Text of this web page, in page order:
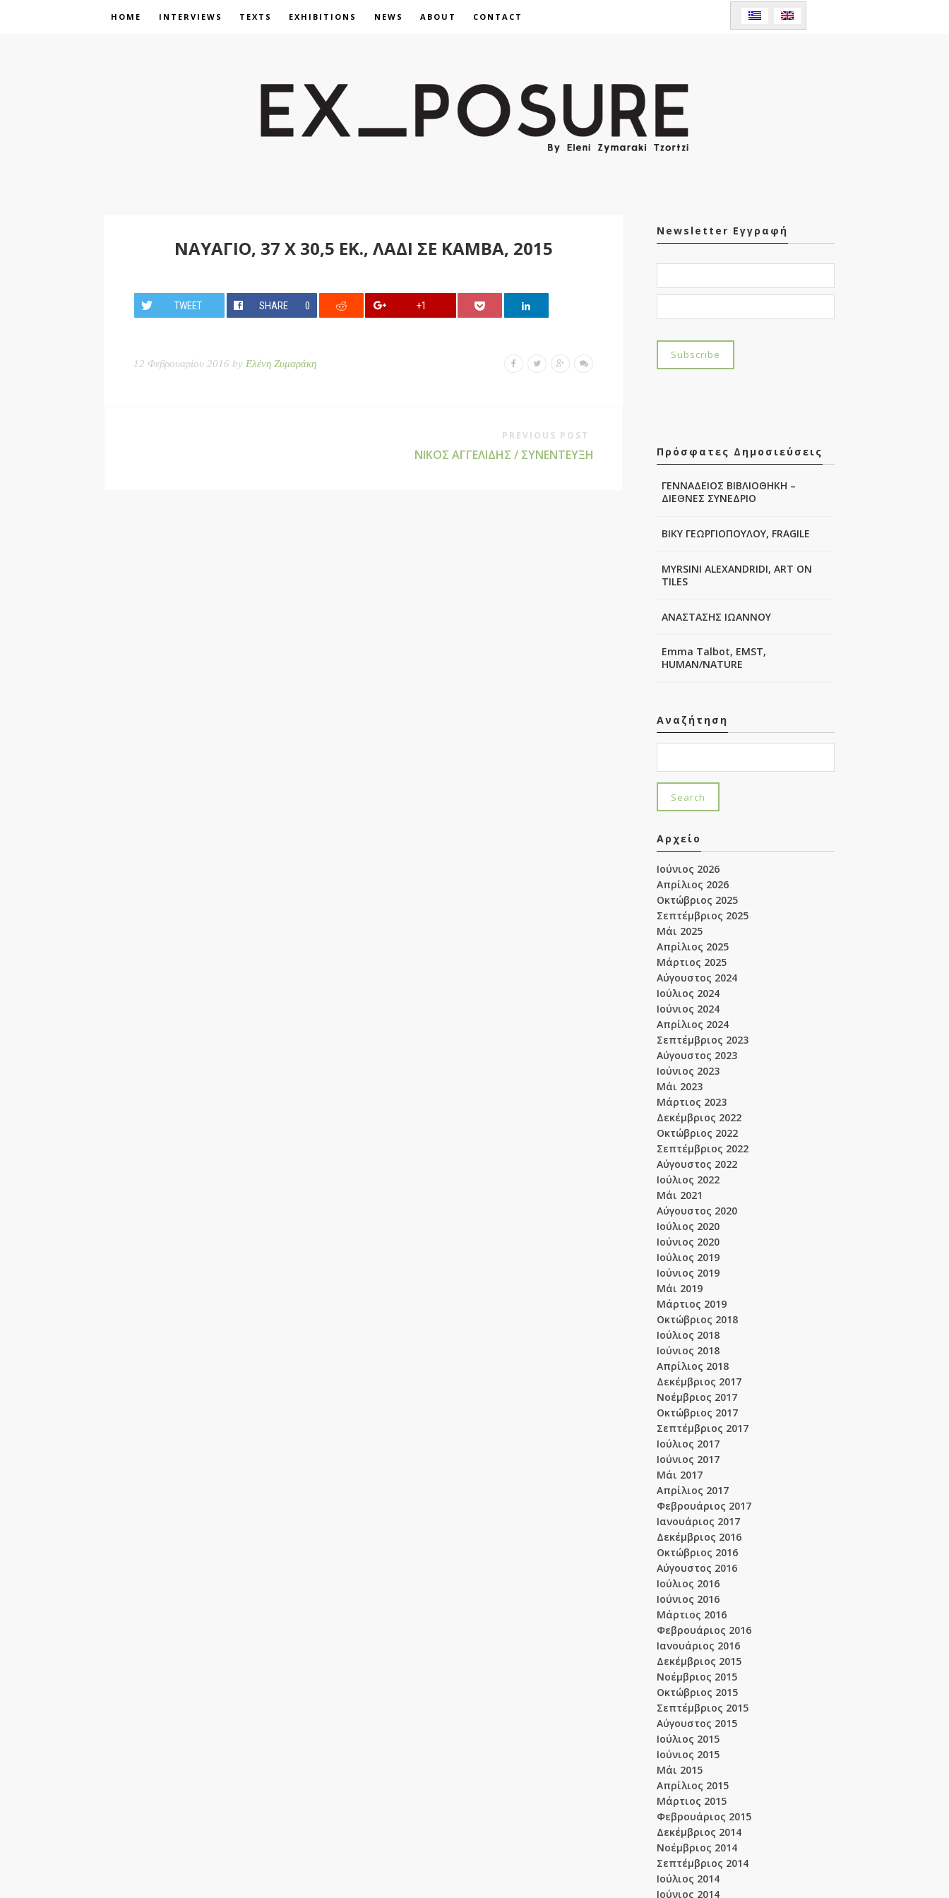
HOME INTERVIEWS TEXTS EXHIBITIONS NEWS ABOUT CONTACT
ΝΑΥΆΓΙΟ, 37 Χ 30,5 ΕΚ., ΛΆΔΙ ΣΕ ΚΑΜΒΆ, 2015
TWEET SHARE 0 +1
12 Φεβρουαρίου 2016 by Ελένη Ζυμαράκη
PREVIOUS POST
ΝΙΚΟΣ ΑΓΓΕΛΙΔΗΣ / ΣΥΝΕΝΤΕΥΞΗ
Newsletter Εγγραφή
Πρόσφατες Δημοσιεύσεις
ΓΕΝΝΑΔΕΙΟΣ ΒΙΒΛΙΟΘΗΚΗ –
ΔΙΕΘΝΕΣ ΣΥΝΕΔΡΙΟ
ΒΙΚΥ ΓΕΩΡΓΙΟΠΟΥΛΟΥ, FRAGILE
MYRSINI ALEXANDRIDI, ART ON
TILES
ΑΝΑΣΤΑΣΗΣ ΙΩΑΝΝΟΥ
Emma Talbot, EMST,
HUMAN/NATURE
Αναζήτηση
Αρχείο
Ιούνιος 2026
Απρίλιος 2026
Οκτώβριος 2025
Σεπτέμβριος 2025
Μάι 2025
Απρίλιος 2025
Μάρτιος 2025
Αύγουστος 2024
Ιούλιος 2024
Ιούνιος 2024
Απρίλιος 2024
Σεπτέμβριος 2023
Αύγουστος 2023
Ιούνιος 2023
Μάι 2023
Μάρτιος 2023
Δεκέμβριος 2022
Οκτώβριος 2022
Σεπτέμβριος 2022
Αύγουστος 2022
Ιούλιος 2022
Μάι 2021
Αύγουστος 2020
Ιούλιος 2020
Ιούνιος 2020
Ιούλιος 2019
Ιούνιος 2019
Μάι 2019
Μάρτιος 2019
Οκτώβριος 2018
Ιούλιος 2018
Ιούνιος 2018
Απρίλιος 2018
Δεκέμβριος 2017
Νοέμβριος 2017
Οκτώβριος 2017
Σεπτέμβριος 2017
Ιούλιος 2017
Ιούνιος 2017
Μάι 2017
Απρίλιος 2017
Φεβρουάριος 2017
Ιανουάριος 2017
Δεκέμβριος 2016
Οκτώβριος 2016
Αύγουστος 2016
Ιούλιος 2016
Ιούνιος 2016
Μάρτιος 2016
Φεβρουάριος 2016
Ιανουάριος 2016
Δεκέμβριος 2015
Νοέμβριος 2015
Οκτώβριος 2015
Σεπτέμβριος 2015
Αύγουστος 2015
Ιούλιος 2015
Ιούνιος 2015
Μάι 2015
Απρίλιος 2015
Μάρτιος 2015
Φεβρουάριος 2015
Δεκέμβριος 2014
Νοέμβριος 2014
Σεπτέμβριος 2014
Ιούλιος 2014
Ιούνιος 2014